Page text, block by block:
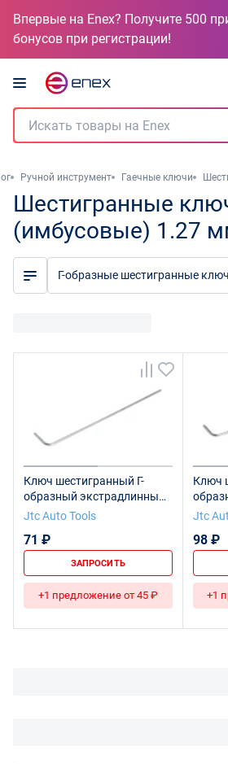
Впервые на Enex? Получите 500
бонусов при регистрации!
Ручной инструмент Гаечные ключи
Шестигранные
(имбусовые) 1.27
Г-образные шестигранные
Ключ шестигранный Г-
образный экстрадлинный
H1.27, длина 80мм JTC
Jtc Auto Tools
71 ₽
ЗАПРОСИТЬ
+1 предложение от 45 ₽
Ключ
с
Jtc
98 ₽
+1